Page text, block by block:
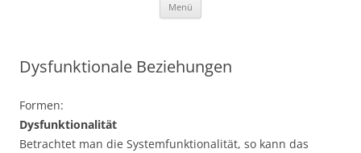
Menü
Dysfunktionale Beziehungen
Formen:
Dysfunktionalität
Betrachtet man die Systemfunktionalität, so kann das